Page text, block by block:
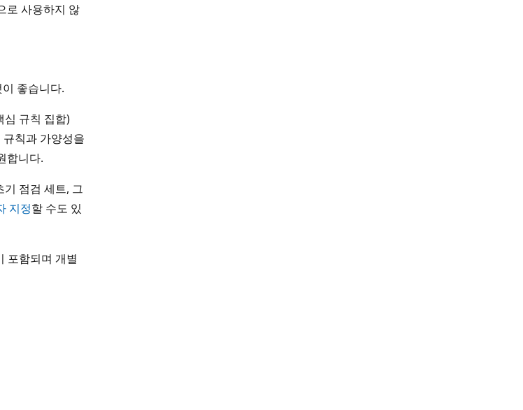
로 사용하지 않
좋습니다.
심 규칙 집합)
칙과 가양성을
합니다.
기 점검 세트, 그
지정할 수도 있
포함되며 개별